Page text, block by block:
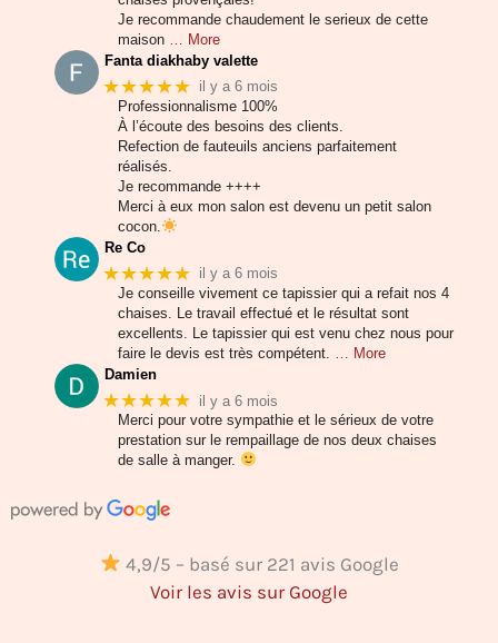
Je recommande chaudement le serieux de cette
maison
… More
Fanta diakhaby valette
★★★★★ il y a 6 mois
Professionnalisme 100%
À l’écoute des besoins des clients.
Refection de fauteuils anciens parfaitement
réalisés.
Je recommande ++++
Merci à eux mon salon est devenu un petit salon
cocon.
Re Co
★★★★★ il y a 6 mois
Je conseille vivement ce tapissier qui a refait nos 4
chaises. Le travail effectué et le résultat sont
excellents. Le tapissier qui est venu chez nous pour
faire le devis est très compétent.
… More
Damien
★★★★★ il y a 6 mois
Merci pour votre sympathie et le sérieux de votre
prestation sur le rempaillage de nos deux chaises
de salle à manger.
4,9/5 – basé sur 221 avis Google
Voir les avis sur Google